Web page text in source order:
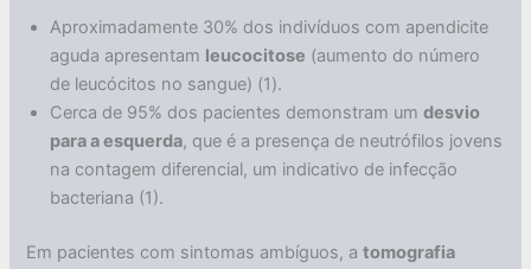
Aproximadamente 30% dos indivíduos com apendicite
aguda apresentam leucocitose (aumento do número
de leucócitos no sangue) (1).
Cerca de 95% dos pacientes demonstram umdesvio
para a esquerda, que é a presença de neutrófilos jovens
na contagem diferencial, um indicativo de infecção
bacteriana (1).
Em pacientes com sintomas ambíguos, atomografia